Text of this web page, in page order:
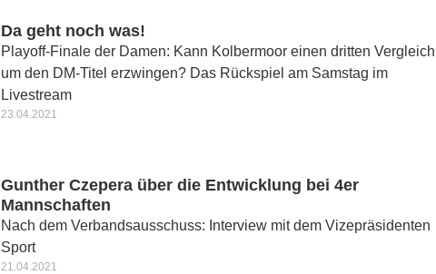
Da geht noch was!
Playoff-Finale der Damen: Kann Kolbermoor einen dritten Vergleich
um den DM-Titel erzwingen? Das Rückspiel am Samstag im
Livestream
23.04.2021
Gunther Czepera über die Entwicklung bei 4er
Mannschaften
Nach dem Verbandsausschuss: Interview mit dem Vizepräsidenten
Sport
21.04.2021